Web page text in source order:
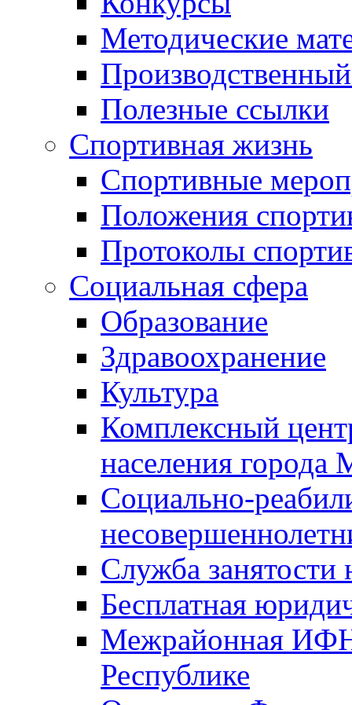
Методические
Полезные ссылки
Спортивная жизнь
Спортивные
Положения
Протоколы
Социальная сфера
Образование
Здравоохранение
Культура
Комплексный
населения города
Социально-
Служба занятости
Бесплатная
Межрайонная
Республике